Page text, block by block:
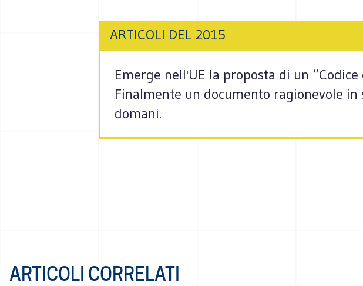
ARTICOLI DEL 2015
Emerge nell'UE la proposta di un
Finalmente un documento ragionevole
domani.
ARTICOLI CORRELATI